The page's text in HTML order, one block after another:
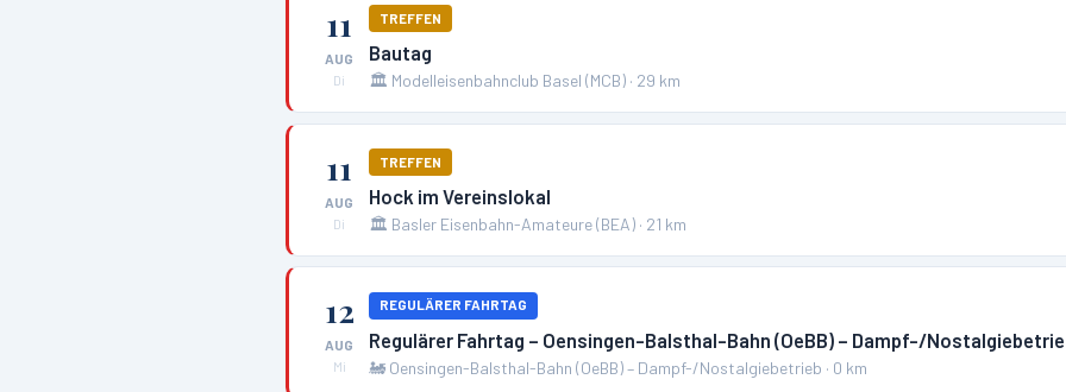
11
AUG
Di
TREFFEN
Bautag
🏛️ Modelleisenbahnclub Basel (MCB) · 29 km
11
AUG
Di
TREFFEN
Hock im Vereinslokal
🏛️ Basler Eisenbahn-Amateure (BEA) · 21 km
12
AUG
Mi
REGULÄRER FAHRTAG
Regulärer Fahrtag – Oensingen-Balsthal-Bahn (OeBB) – Dampf-/
🚂 Oensingen-Balsthal-Bahn (OeBB) – Dampf-/Nostalgiebetrieb · 0 km